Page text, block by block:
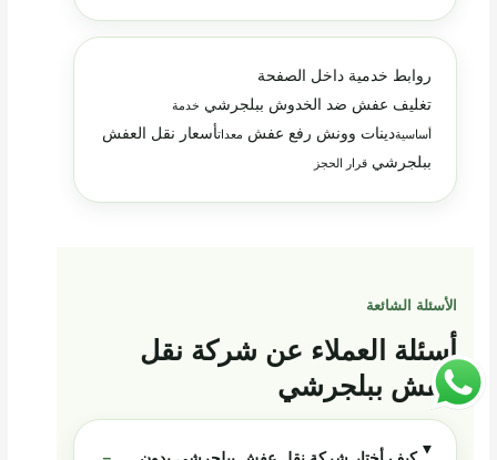
روابط خدمية داخل الصفحة
تغليف عفش ضد الخدوش ببلجرشي خدمة
أساسيةدينات وونش رفع عفش معداتأسعار نقل العفش
ببلجرشيقرار الحجز
الأسئلة الشائعة
أسئلة العملاء عن شركة نقل
عفش ببلجرشي